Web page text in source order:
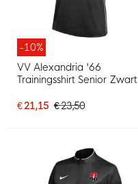
-10%
VV Alexandria '66
Trainingsshirt Senior Zwart
€ 21,15 € 23,50